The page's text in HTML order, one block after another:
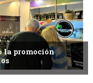
la promoción